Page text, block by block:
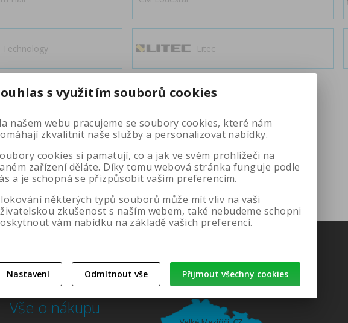
Technology Litec
Zobrazit další značky
Od nejlevnějšího Od nejdražšího
Novinka Sleva Výprodej Náš tip
Sleva -2% při
platbě předem
Vše o nákupu
Vlastní servisní
centrum
s využitím souborů cookies
našem webu pracujeme se soubory cookies, které nám
zkvalitnit naše služby a personalizovat nabídky.
cookies si pamatují, co a jak ve svém prohlížeči na
zařízení děláte. Díky tomu webová stránka funguje podle
a je schopná se přizpůsobit vašim preferencím.
některých typů souborů může mít vliv na vaši
zkušenost s naším webem, také nebudeme schopni
vám nabídku na základě vašich preferencí.
Nastavení Odmítnout vše Přijmout všechny cookies